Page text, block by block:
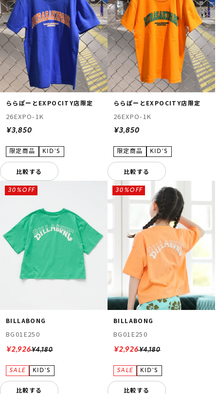
ららぽーとEXPOCITY店限定
26EXPO-1K
¥3,850
比較する
ららぽーとEXPOCITY店限定
26EXPO-1K
¥3,850
比較する
BILLABONG
BG01E250
¥4,180
30%OFF
¥2,926
比較する
BILLABONG
BG01E250
¥4,180
30%OFF
¥2,926
比較する